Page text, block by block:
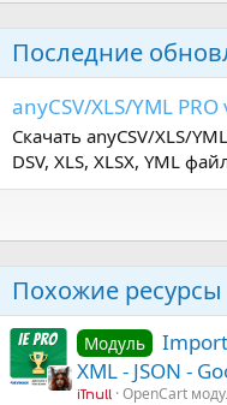
Последние
anyCSV/XLS/YML PRO
Скачать anyCSV/XLS/
DSV, XLS, XLSX, YML
Похожие ресурсы
Модуль
XML - JSON -
iTnull
OpenCart